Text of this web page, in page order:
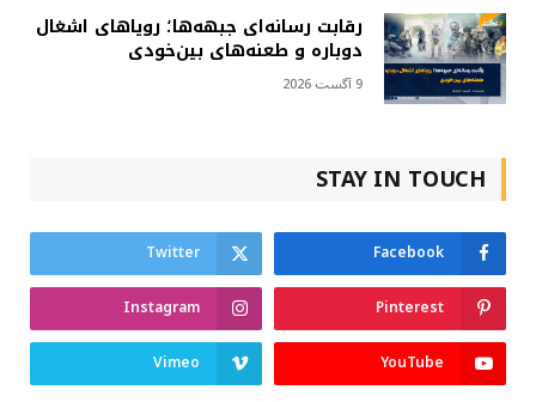
رقابت رسانه‌ای جبهه‌ها؛ رویاهای اشغال
دوباره و طعنه‌های بین‌خودی
9 آگست 2026
STAY IN TOUCH
Facebook
Twitter
Pinterest
Instagram
YouTube
Vimeo